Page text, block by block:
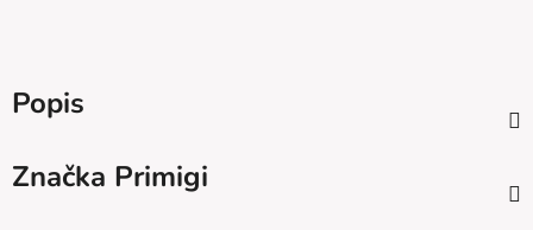
Popis
Značka Primigi